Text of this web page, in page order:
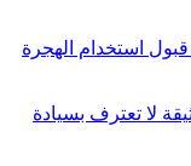
استخدام الهجرة
لا تعترف بسيادة